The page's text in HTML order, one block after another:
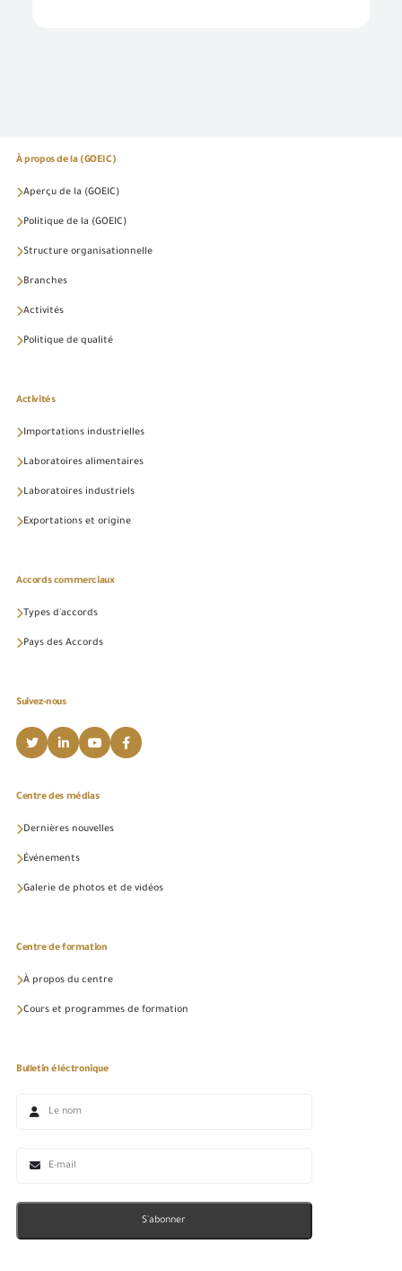
À propos de la (GOEIC)
Aperçu de la (GOEIC)
Politique de la (GOEIC)
Structure organisationnelle
Branches
Activités
Politique de qualité
Activités
Importations industrielles
Laboratoires alimentaires
Laboratoires industriels
Exportations et origine
Accords commerciaux
Types d'accords
Pays des Accords
Suivez-nous
Centre des médias
Dernières nouvelles
Événements
Galerie de photos et de vidéos
Centre de formation
À propos du centre
Cours et programmes de formation
Bulletin éléctronique
S'abonner